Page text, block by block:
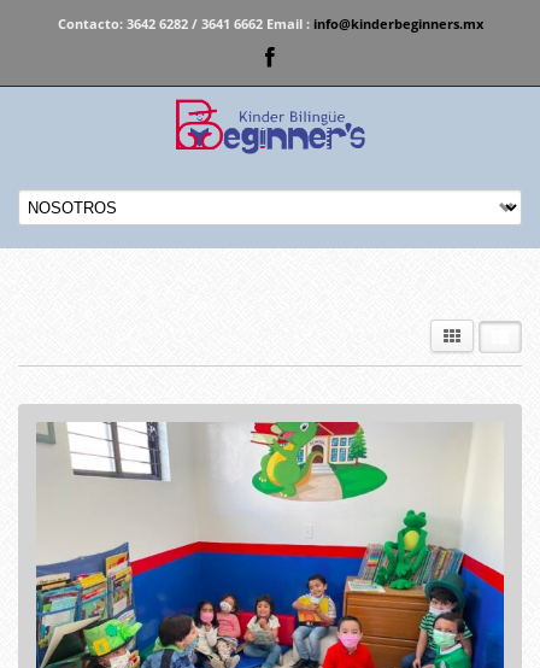
Contacto:3642 6282 / 3641 6662 Email : info@kinderbeginners.mx